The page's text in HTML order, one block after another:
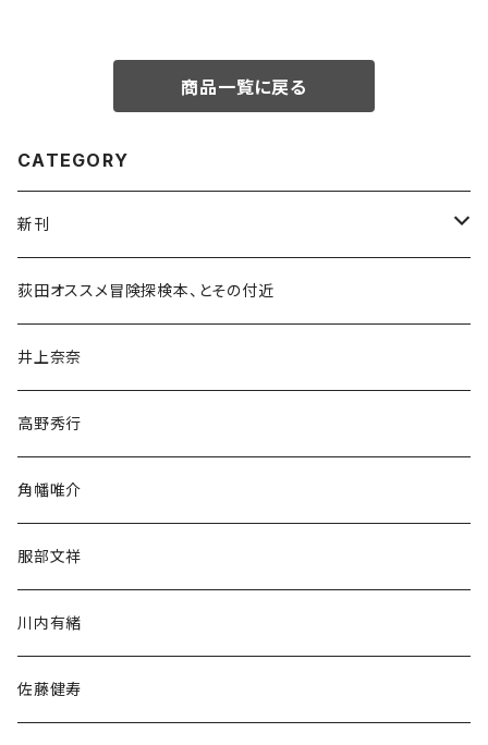
商品一覧に戻る
CATEGORY
新刊
和書
文学・小説・物語
随筆・ノンフィクション・その他
民族・風習
荻田オススメ冒険探検本、とその付近
井上奈奈
高野秀行
角幡唯介
服部文祥
川内有緒
佐藤健寿